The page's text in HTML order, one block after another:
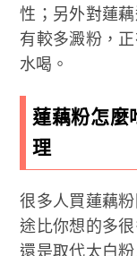
性；另外對蓮
有較多澱粉，
水喝。
蓮藕粉怎麼
理
很多人買蓮藕
途比你想的多
還是取代太白